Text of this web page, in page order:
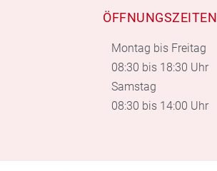
ÖFFNUNGSZEITEN
Montag bis Freitag
08:30 bis 18:30 Uhr
Samstag
08:30 bis 14:00 Uhr